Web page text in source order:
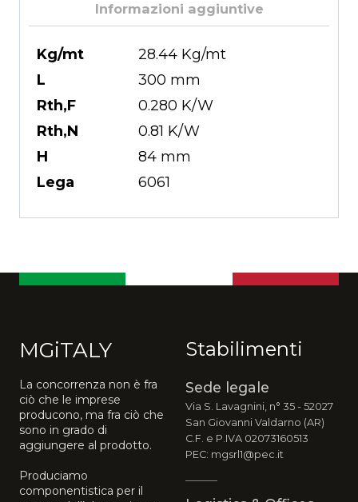
Informazioni aggiuntive
Kg/mt
28.44 Kg/mt
L
300 mm
Rth,F
0.280 K/W
Rth,N
0.81 K/W
H
84 mm
Lega
6061
MGiTALY
La concorrenza non è fra
ciò che le imprese
producono, ma fra ciò che
sono in grado di
aggiungere al prodotto.
Produciamo
componentistica per il
Stabilimenti
Sede legale
Via S. Lavagnini, n° 35 - 52027
San Giovanni Valdarno (AR)
C.F. e P.IVA 02073160513
PEC: mgsrl1@pec.it